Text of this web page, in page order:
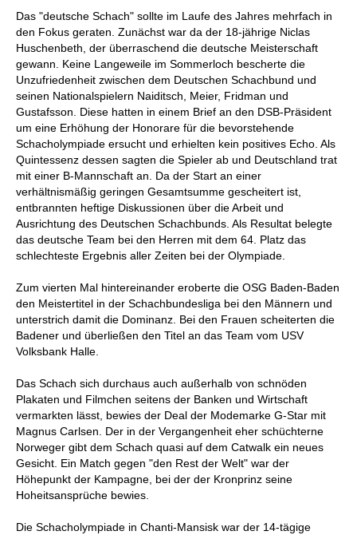
Das "deutsche Schach" sollte im Laufe des Jahres mehrfach in
den Fokus geraten. Zunächst war da der 18-jährige Niclas
Huschenbeth, der überraschend die deutsche Meisterschaft
gewann. Keine Langeweile im Sommerloch bescherte die
Unzufriedenheit zwischen dem Deutschen Schachbund und
seinen Nationalspielern Naiditsch, Meier, Fridman und
Gustafsson. Diese hatten in einem Brief an den DSB-Präsident
um eine Erhöhung der Honorare für die bevorstehende
Schacholympiade ersucht und erhielten kein positives Echo. Als
Quintessenz dessen sagten die Spieler ab und Deutschland trat
mit einer B-Mannschaft an. Da der Start an einer
verhältnismäßig geringen Gesamtsumme gescheitert ist,
entbrannten heftige Diskussionen über die Arbeit und
Ausrichtung des Deutschen Schachbunds. Als Resultat belegte
das deutsche Team bei den Herren mit dem 64. Platz das
schlechteste Ergebnis aller Zeiten bei der Olympiade.
Zum vierten Mal hintereinander eroberte die OSG Baden-Baden
den Meistertitel in der Schachbundesliga bei den Männern und
unterstrich damit die Dominanz. Bei den Frauen scheiterten die
Badener und überließen den Titel an das Team vom USV
Volksbank Halle.
Das Schach sich durchaus auch außerhalb von schnöden
Plakaten und Filmchen seitens der Banken und Wirtschaft
vermarkten lässt, bewies der Deal der Modemarke G-Star mit
Magnus Carlsen. Der in der Vergangenheit eher schüchterne
Norweger gibt dem Schach quasi auf dem Catwalk ein neues
Gesicht. Ein Match gegen "den Rest der Welt" war der
Höhepunkt der Kampagne, bei der der Kronprinz seine
Hoheitsansprüche bewies.
Die Schacholympiade in Chanti-Mansisk war der 14-tägige